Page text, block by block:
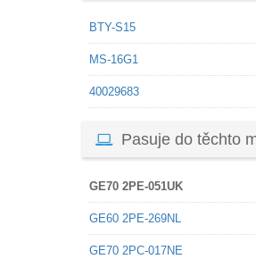
BTY-S15
MS-16G1
40029683
Pasuje do těchto
GE70 2PE-051UK
GE60 2PE-269NL
GE70 2PC-017NE